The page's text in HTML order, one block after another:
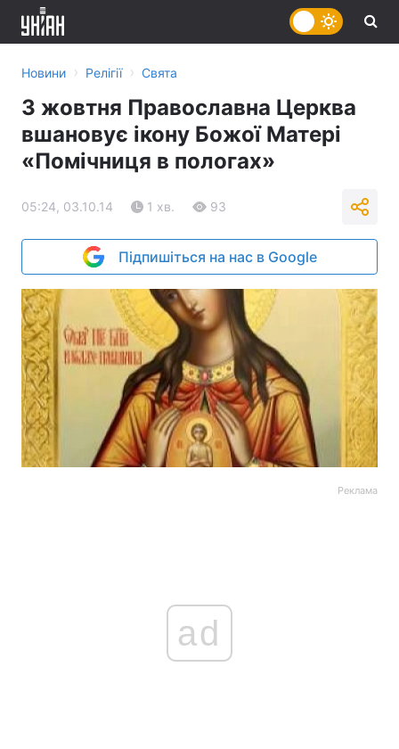
Новини › Релігії › Свята
3 жовтня Православна Церква
вшановує ікону Божої Матері
«Помічниця в пологах»
05:24, 03.10.14 1 хв. 93
Підпишіться на нас в Google
Реклама
ad